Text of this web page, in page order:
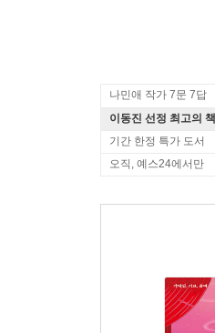
나민애 작가 7문 7답
이동진 선정 최고의 책
기간 한정 특가 도서
오직, 예스24에서만